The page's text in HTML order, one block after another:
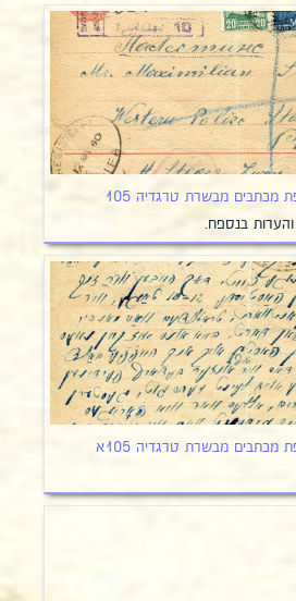
מכתבים מבשרת טרגדיה 105
מבשרת טרגדיה 105א